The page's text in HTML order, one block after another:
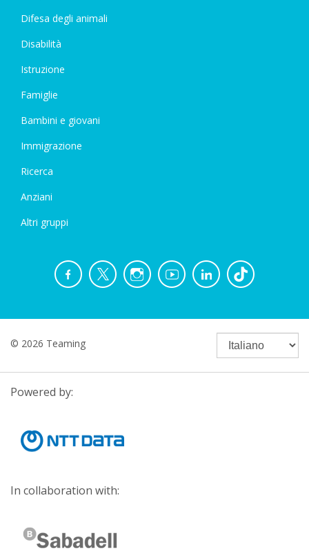
Difesa degli animali
Disabilità
Istruzione
Famiglie
Bambini e giovani
Immigrazione
Ricerca
Anziani
Altri gruppi
© 2026 Teaming
Powered by:
In collaboration with: